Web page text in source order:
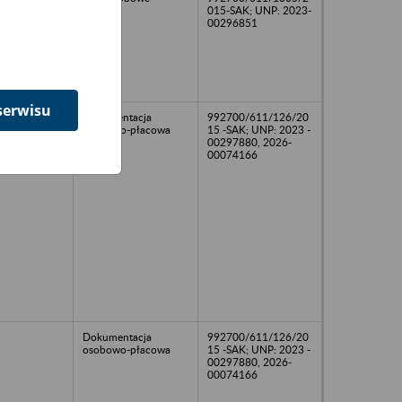
015-SAK; UNP: 2023-
00296851
Dokumentacja
osobowo-płacowa
992700/611/126/20
15 -SAK; UNP: 2023 -
00297880, 2026-
00074166
Dokumentacja
osobowo-płacowa
992700/611/126/20
15 -SAK; UNP: 2023 -
00297880, 2026-
00074166